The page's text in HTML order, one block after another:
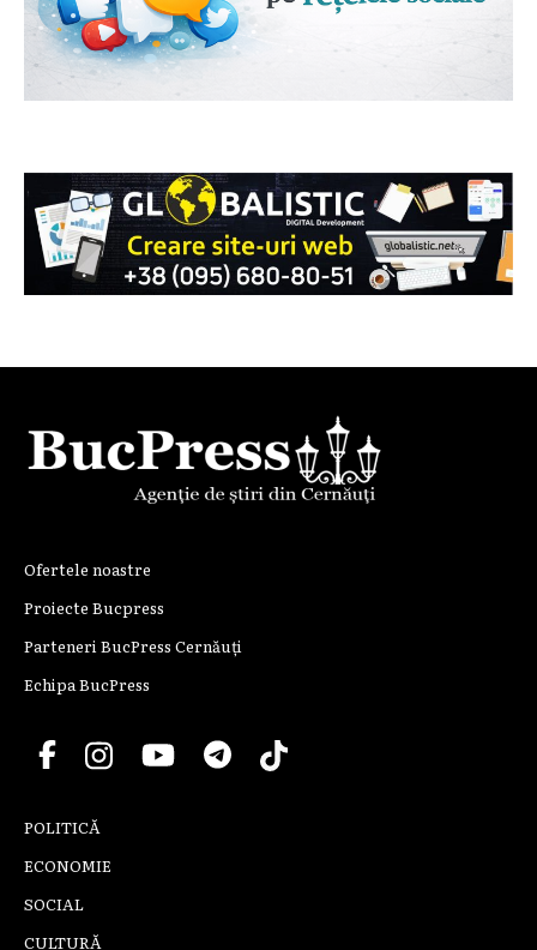
Ofertele noastre
Proiecte Bucpress
Parteneri BucPress Cernăuți
Echipa BucPress
POLITICĂ
ECONOMIE
SOCIAL
CULTURĂ